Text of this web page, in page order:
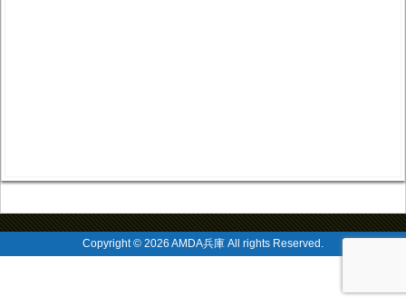
Copyright © 2026 AMDA兵庫 All rights Reserved.